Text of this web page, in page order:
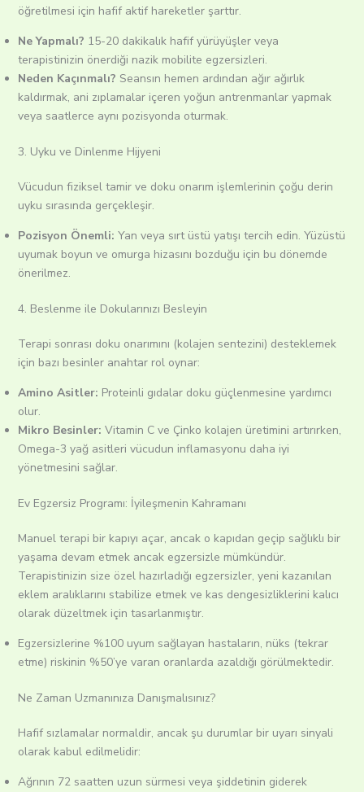
öğretilmesi için hafif aktif hareketler şarttır.
Ne Yapmalı? 15-20 dakikalık hafif yürüyüşler veya
terapistinizin önerdiği nazik mobilite egzersizleri.
Neden Kaçınmalı? Seansın hemen ardından ağır ağırlık
kaldırmak, ani zıplamalar içeren yoğun antrenmanlar yapmak
veya saatlerce aynı pozisyonda oturmak.
3. Uyku ve Dinlenme Hijyeni
Vücudun fiziksel tamir ve doku onarım işlemlerinin çoğu derin
uyku sırasında gerçekleşir.
Pozisyon Önemli: Yan veya sırt üstü yatışı tercih edin. Yüzüstü
uyumak boyun ve omurga hizasını bozduğu için bu dönemde
önerilmez.
4. Beslenme ile Dokularınızı Besleyin
Terapi sonrası doku onarımını (kolajen sentezini) desteklemek
için bazı besinler anahtar rol oynar:
Amino Asitler: Proteinli gıdalar doku güçlenmesine yardımcı
olur.
Mikro Besinler: Vitamin C ve Çinko kolajen üretimini artırırken,
Omega-3 yağ asitleri vücudun inflamasyonu daha iyi
yönetmesini sağlar.
Ev Egzersiz Programı: İyileşmenin Kahramanı
Manuel terapi bir kapıyı açar, ancak o kapıdan geçip sağlıklı bir
yaşama devam etmek ancak egzersizle mümkündür.
Terapistinizin size özel hazırladığı egzersizler, yeni kazanılan
eklem aralıklarını stabilize etmek ve kas dengesizliklerini kalıcı
olarak düzeltmek için tasarlanmıştır.
Egzersizlerine %100 uyum sağlayan hastaların, nüks (tekrar
etme) riskinin %50’ye varan oranlarda azaldığı görülmektedir.
Ne Zaman Uzmanınıza Danışmalısınız?
Hafif sızlamalar normaldir, ancak şu durumlar bir uyarı sinyali
olarak kabul edilmelidir:
Ağrının 72 saatten uzun sürmesi veya şiddetinin giderek